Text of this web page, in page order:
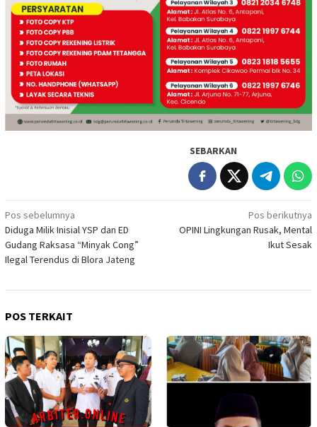
SEBARKAN
Navigasi
pos
Pos sebelumnya
Diduga Milik Inisial YSP dan ED
Gudang Raksasa “Minyak Cong”
Ilegal Terendus di Blora Jateng
Pos berikutnya
OPINI Lingkungan Rusak, Mental
Ikut Sesak
POS TERKAIT